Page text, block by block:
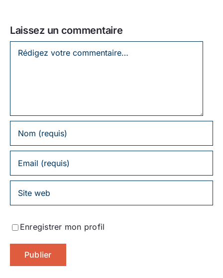
Laissez un commentaire
Laissez
Enregistrer mon profil